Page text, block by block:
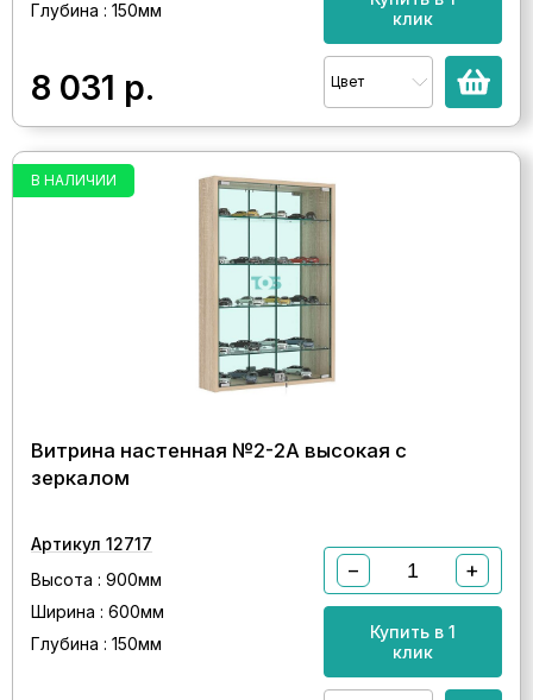
Глубина : 150мм
8 031 р.
клик
Цвет
В НАЛИЧИИ
Витрина настенная №2-2А высокая с
зеркалом
Артикул 12717
Высота : 900мм
Ширина : 600мм
Глубина : 150мм
− +
Купить в 1
клик